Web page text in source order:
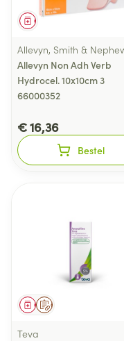
Geneesmiddel
Allevyn, Smith &
Allevyn Non Adh Verb
Hydrocel. 10x10cm 3
66000352
€ 16,36
Bestel
Op voorschrift
Geneesmiddel
Teva